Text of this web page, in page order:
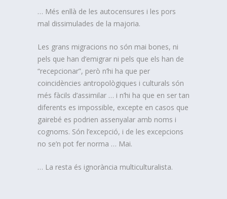
… Més enllà de les autocensures i les pors
mal dissimulades de la majoria.
Les grans migracions no són mai bones, ni
pels que han d’emigrar ni pels que els han de
“recepcionar”, però n’hi ha que per
coincidències antropològiques i culturals són
més fàcils d’assimilar … i n’hi ha que en ser tan
diferents es impossible, excepte en casos que
gairebé es podrien assenyalar amb noms i
cognoms. Són l’excepció, i de les excepcions
no se’n pot fer norma … Mai.
… La resta és ignorància multiculturalista.